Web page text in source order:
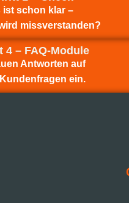
ist schon klar –
missverstanden?
4 – FAQ-Module
Antworten auf
ein.